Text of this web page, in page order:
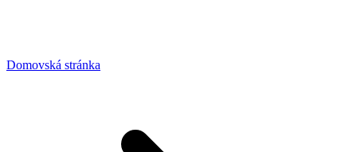
Domovská stránka